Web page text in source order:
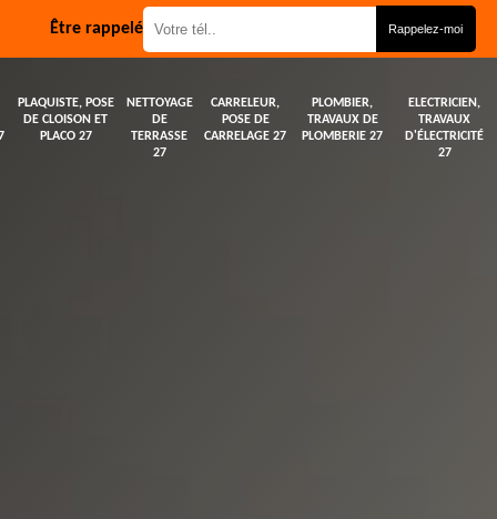
Être rappelé
PLAQUISTE, POSE
DE CLOISON ET
PLACO 27
NETTOYAGE
DE
TERRASSE
27
CARRELEUR,
POSE DE
CARRELAGE 27
PLOMBIER,
TRAVAUX DE
PLOMBERIE 27
ELECTRICIEN,
TRAVAUX
D'ÉLECTRICITÉ
27